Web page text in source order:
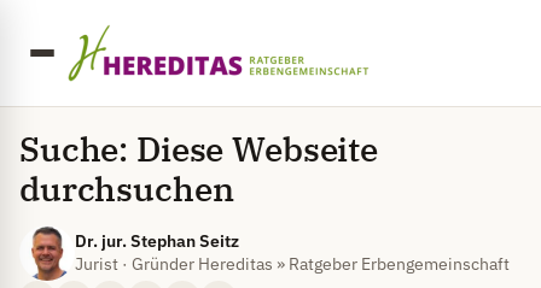
Suche: Diese Webseite
durchsuchen
Dr. jur. Stephan Seitz
Jurist · Gründer Hereditas » Ratgeber Erbengemeinschaft